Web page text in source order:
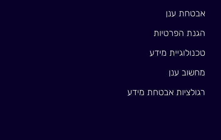
אבטחת ענן
הגנת הפרטיות
טכנולוגיית מידע
מחשוב ענן
רגולציות אבטחת מידע